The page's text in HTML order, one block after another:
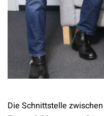
Die Schnittstelle